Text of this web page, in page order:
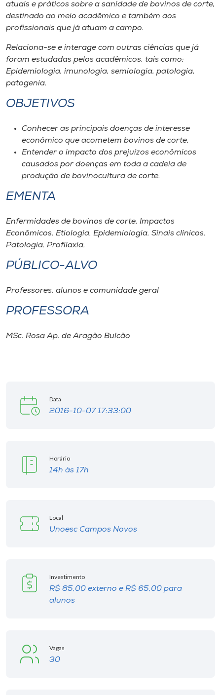
Rádio
Unoesc
Store
Selecione
o idioma
atuais e práticos sobre a sanidade de bovinos de corte,
destinado ao meio acadêmico e também aos
profissionais que já atuam a campo.
Relaciona-se e interage com outras ciências que já
foram estudadas pelos acadêmicos, tais como:
Epidemiologia, imunologia, semiologia, patologia,
patogenia.
OBJETIVOS
Conhecer as principais doenças de interesse
econômico que acometem bovinos de corte.
Entender o impacto dos prejuízos econômicos
causados por doenças em toda a cadeia de
produção de bovinocultura de corte.
EMENTA
Enfermidades de bovinos de corte. Impactos
Econômicos. Etiologia. Epidemiologia. Sinais clínicos.
Patologia. Profilaxia.
PÚBLICO-ALVO
Professores, alunos e comunidade geral
PROFESSORA
MSc. Rosa Ap. de Aragão Bulcão
Data
2016-10-07 17:33:00
Horário
14h às 17h
Local
Unoesc Campos Novos
Investimento
R$ 85,00 externo e R$ 65,00 para
alunos
Vagas
30